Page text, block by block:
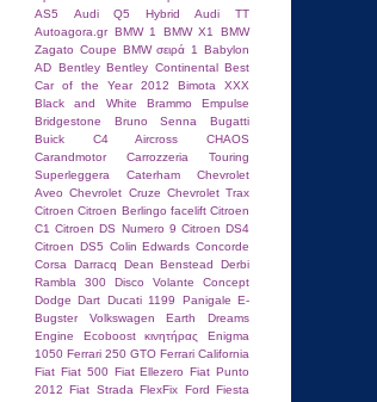
AS5
Audi Q5 Hybrid
Audi TT
Autoagora.gr BMW 1 BMW X1
BMW
Zagato Coupe BMW σειρά 1
Babylon
AD Bentley Bentley Continental Best
Car of the Year 2012
Bimota XXX
Black and White
Brammo Empulse
Bridgestone
Bruno Senna
Bugatti
Buick
C4 Aircross
CHAOS
Carandmotor
Carrozzeria Touring
Superleggera
Caterham
Chevrolet
Aveo Chevrolet Cruze Chevrolet Trax
Citroen Citroen Berlingo facelift Citroen
C1 Citroen DS Numero 9 Citroen DS4
Citroen DS5 Colin Edwards Concorde
Corsa
Darracq Dean Benstead
Derbi
Rambla 300
Disco Volante Concept
Dodge Dart Ducati 1199 Panigale E-
Bugster Volkswagen
Earth Dreams
Engine
Ecoboost κινητήρας
Enigma
1050 Ferrari 250 GTO Ferrari California
Fiat Fiat 500 Fiat Ellezero Fiat Punto
2012 Fiat Strada FlexFix Ford Fiesta